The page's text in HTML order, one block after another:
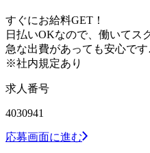
すぐにお給料GET！
日払いOKなので、働いてス
急な出費があっても安心です
※社内規定あり
求人番号
4030941
応募画面に進む